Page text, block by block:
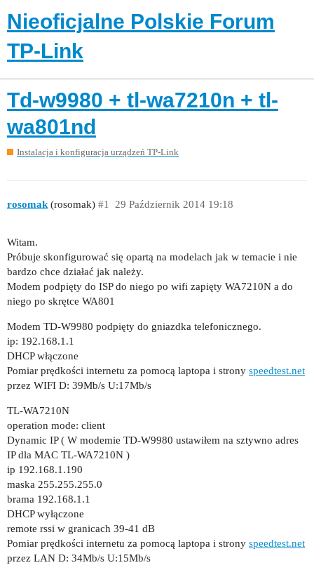
Nieoficjalne Polskie Forum
TP-Link
Td-w9980 + tl-wa7210n + tl-
wa801nd
Instalacja i konfiguracja urządzeń TP-Link
rosomak (rosomak) 29 Październik 2014 19:18
#1
Witam.
Próbuje skonfigurować się opartą na modelach jak w temacie i nie
bardzo chce działać jak należy.
Modem podpięty do ISP do niego po wifi zapięty WA7210N a do
niego po skrętce WA801
Modem TD-W9980 podpięty do gniazdka telefonicznego.
ip: 192.168.1.1
DHCP włączone
Pomiar prędkości internetu za pomocą laptopa i strony speedtest.net
przez WIFI D: 39Mb/s U:17Mb/s
TL-WA7210N
operation mode: client
Dynamic IP ( W modemie TD-W9980 ustawiłem na sztywno adres
IP dla MAC TL-WA7210N )
ip 192.168.1.190
maska 255.255.255.0
brama 192.168.1.1
DHCP wyłączone
remote rssi w granicach 39-41 dB
Pomiar prędkości internetu za pomocą laptopa i strony speedtest.net
przez LAN D: 34Mb/s U:15Mb/s